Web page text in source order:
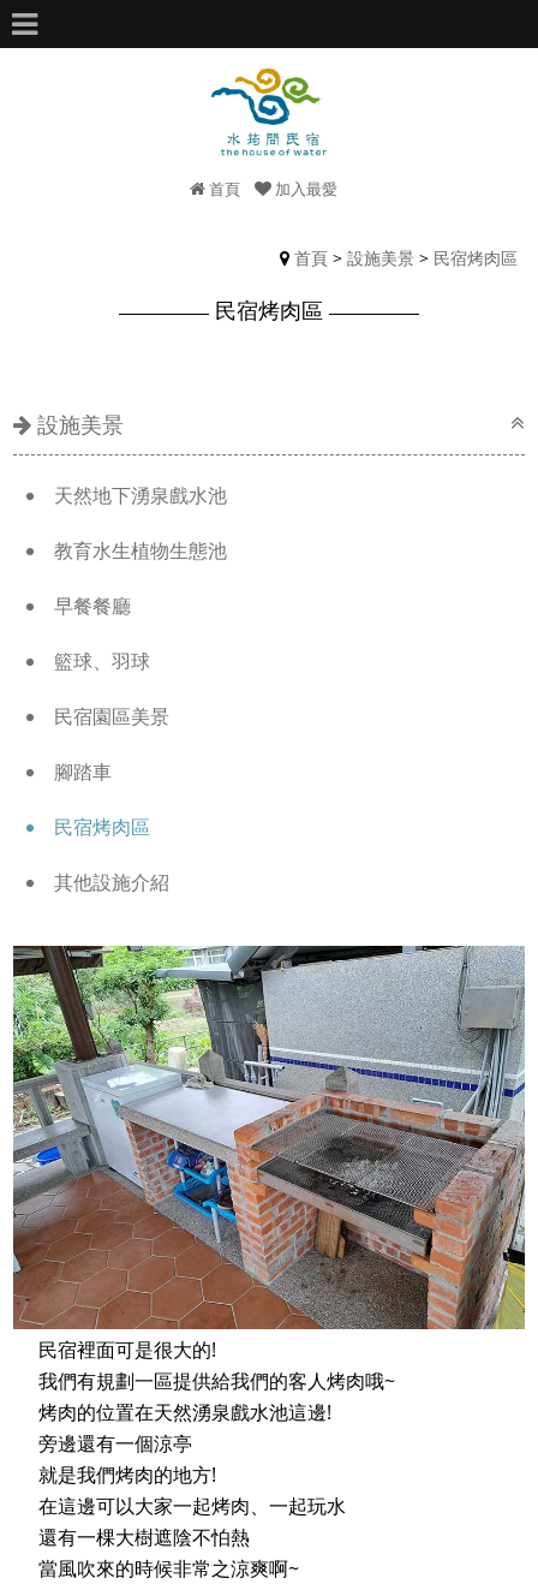
首頁 加入最愛
首頁> 設施美景> 民宿烤肉區
民宿烤肉區
設施美景
天然地下湧泉戲水池
教育水生植物生態池
早餐餐廳
籃球、羽球
民宿園區美景
腳踏車
民宿烤肉區
其他設施介紹
民宿裡面可是很大的!
我們有規劃一區提供給我們的客人烤肉哦~
烤肉的位置在天然湧泉戲水池這邊!
旁邊還有一個涼亭
就是我們烤肉的地方!
在這邊可以大家一起烤肉、一起玩水
還有一棵大樹遮陰不怕熱
當風吹來的時候非常之涼爽啊~